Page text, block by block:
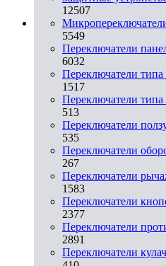
12507
5549
Переключатели
6032
Переключатели типа
1517
Переключатели
513
Переключатели
535
Переключатели
267
Переключатели
1583
Переключатели
2377
Переключатели
2891
Переключатели